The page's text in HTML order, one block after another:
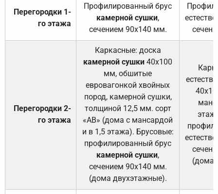
Перегородки 1-
го этажа
Профилированный брус
камерной сушки,
сечением 90х140 мм.
Перегородки 2-
го этажа
Каркасные: доска
камерной сушки 40х100
мм, обшитые
евровагонкой хвойных
пород, камерной сушки,
толщиной 12,5 мм. сорт
«АВ» (дома с мансардой
и в 1,5 этажа). Брусовые:
профилированный брус
камерной сушки,
сечением 90х140 мм.
(дома двухэтажные).
(дома